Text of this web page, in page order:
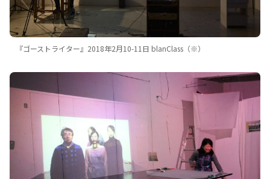
『ゴーストライター』2018年2月10-11日 blanClass（※）